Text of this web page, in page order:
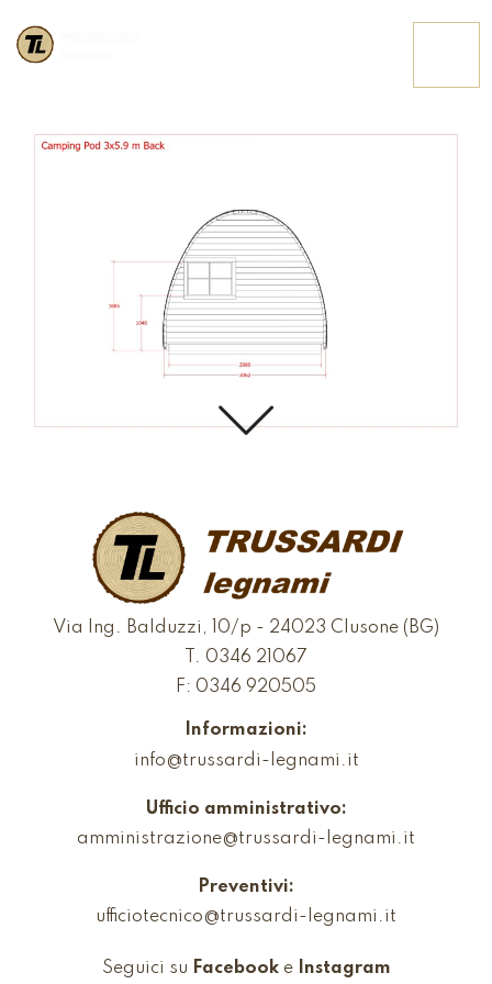
Via Ing. Balduzzi, 10/p - 24023 Clusone (BG)
T. 0346 21067
F: 0346 920505
Informazioni:
info@trussardi-legnami.it
Ufficio amministrativo:
amministrazione@trussardi-legnami.it
Preventivi:
ufficiotecnico@trussardi-legnami.it
Seguici su Facebooke Instagram